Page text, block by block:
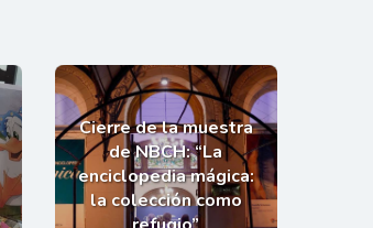
Cierre de la muestra
de NBCH: “La
enciclopedia mágica:
la colección como